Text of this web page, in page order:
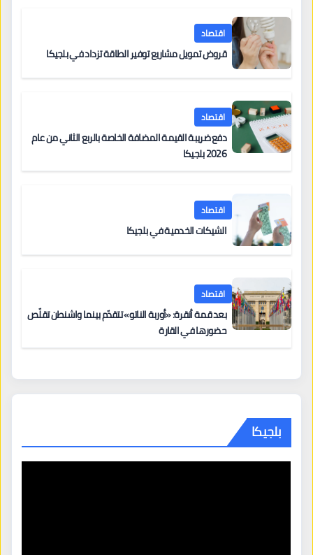
اقتصاد
قروض تمويل مشاريع توفير الطاقة تزداد في بلجيكا
اقتصاد
دفع ضريبة القيمة المضافة الخاصة بالربع الثاني من عام
2026 بلجيكا
اقتصاد
الشيكات الخدمية في بلجيكا
اقتصاد
بعد قمة أنقرة: «أوربة الناتو» تتقدّم بينما واشنطن تقلّص
حضورها في القارة
بلجيكا